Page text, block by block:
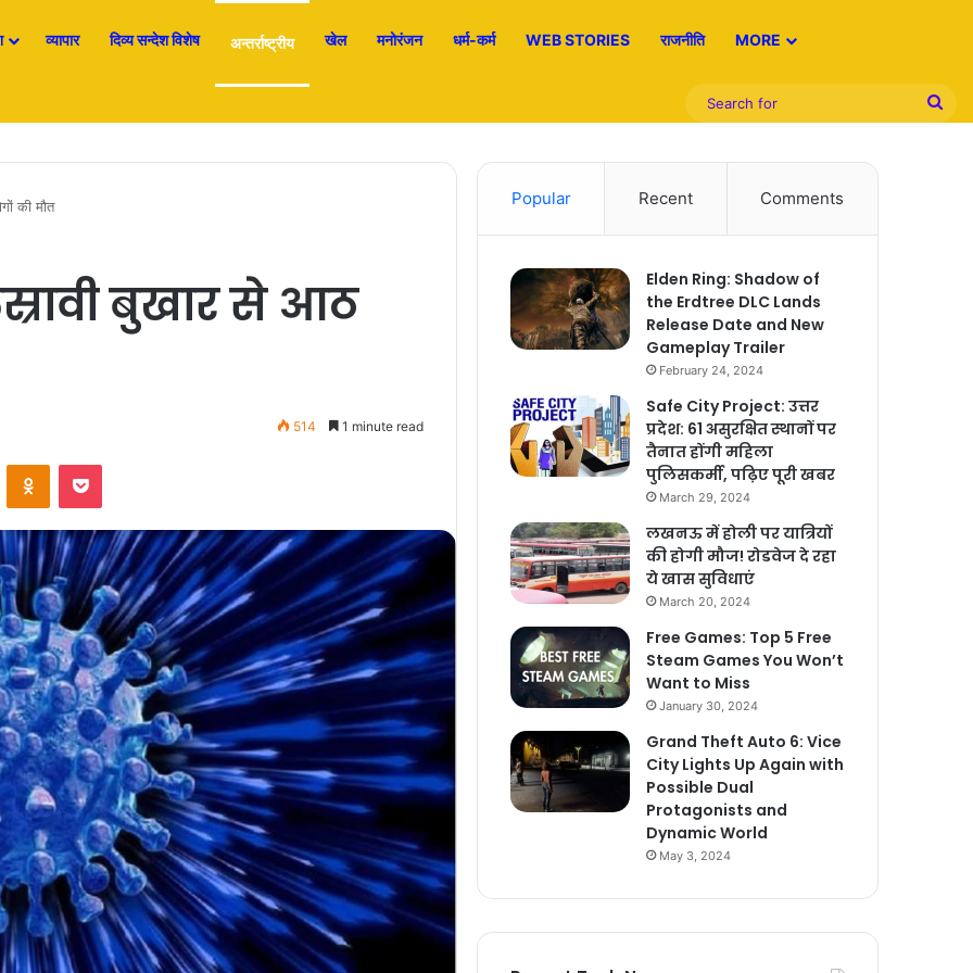
व्यापार दिव्य सन्देश विशेष अन्तर्राष्ट्रीय खेल मनोरंजन धर्म-कर्म WEB STORIES राजनीति MORE
की मौत
बुखार से आठ
514 1 minute read
Popular Recent Comments
Elden Ring: Shadow of
the Erdtree DLC Lands
Release Date and New
Gameplay Trailer
February 24, 2024
Safe City Project: उत्तर
प्रदेश: 61 असुरक्षित स्थानों पर
तैनात होंगी महिला
पुलिसकर्मी, पढ़िए पूरी खबर
March 29, 2024
लखनऊ में होली पर यात्रियों
की होगी मौज! रोडवेज दे रहा
ये खास सुविधाएं
March 20, 2024
Free Games: Top 5 Free
Steam Games You Won’t
Want to Miss
January 30, 2024
Grand Theft Auto 6: Vice
City Lights Up Again with
Possible Dual
Protagonists and
Dynamic World
May 3, 2024